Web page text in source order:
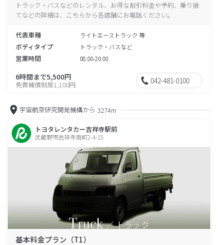
トラック・バスなどのレンタル、お得な割引料金や予約、乗り捨
てなどの詳細は、こちらから各店舗にお電話ください。
代表車種 ライトエーストラック 等
ボディタイプ トラック・バスなど
営業時間 08:00-20:00
6時間まで5,500円
免責補償制度1,100円 042-481-0100
宇宙航空研究開発機構から 3274m
トヨタレンタカー吉祥寺駅前
武蔵野市吉祥寺南町2-4-15
基本料金プラン（T1）